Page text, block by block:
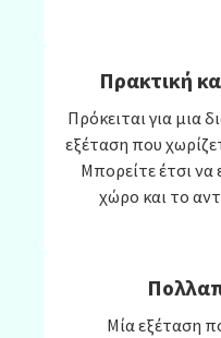
Πρακτική
Πρόκειται για μια
εξέταση που
Μπορείτε έτσι να
χώρο και το
Μία εξέταση